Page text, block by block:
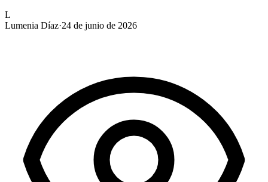
L
Lumenia Díaz·24 de junio de 2026